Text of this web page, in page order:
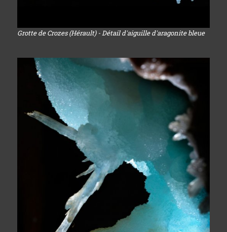
Grotte de Crozes (Hérault) - Détail d'aiguille d'aragonite bleue